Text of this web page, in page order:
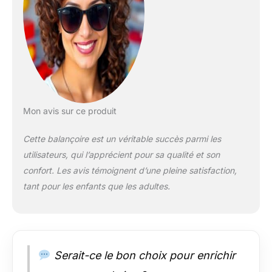
besoins Usage toute
la famille – supporte
jusqu’à 150 kg:
compatible enfants et
adultes pour des
moments de détente
démonté avec
montage simplifié
Mon avis sur ce produit
Cette balançoire est un véritable succès parmi les
utilisateurs, qui l’apprécient pour sa qualité et son
confort. Les avis témoignent d’une pleine satisfaction,
tant pour les enfants que les adultes.
Serait-ce le bon choix pour enrichir